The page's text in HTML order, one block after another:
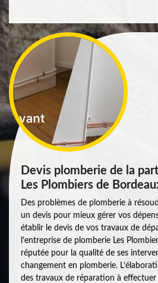
Devis plomberie de la
Les Plombiers de
Des problèmes de plomberie à
un devis pour mieux gérer vos
établir le devis de vos travaux de
l’entreprise de plomberie Les
réputée pour la qualité de ses
changement en plomberie.
des travaux de réparation à